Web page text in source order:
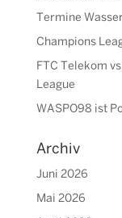
Termine
Champions
FTC Telekom
League
WASPO98 ist
Archiv
Juni 2026
Mai 2026